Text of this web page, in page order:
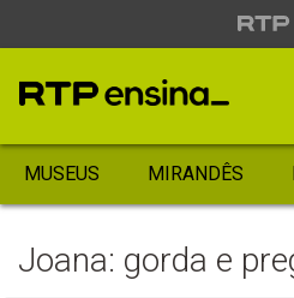
MUSEUS MIRANDÊS
Joana: gorda e